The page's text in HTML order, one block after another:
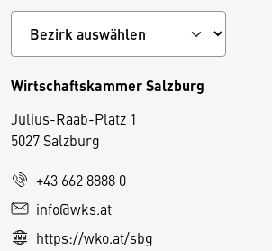
Wirtschaftskammer Salzburg
Julius-Raab-Platz 1
5027 Salzburg
+43 662 8888 0
info@wks.at
https://wko.at/sbg
D
e
s